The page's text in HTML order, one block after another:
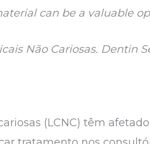
can be a valuable
Não Cariosas. Dentin
(LCNC) têm